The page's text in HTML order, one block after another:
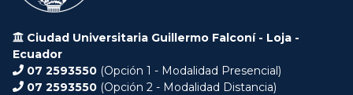
Ciudad Universitaria Guillermo Falconí - Loja -
Ecuador
07 2593550 (Opción 1 - Modalidad Presencial)
07 2593550 (Opción 2 - Modalidad Distancia)